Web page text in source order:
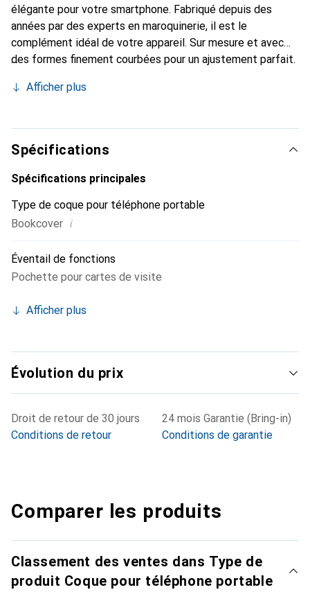
élégante pour votre smartphone. Fabriqué depuis des
années par des experts en maroquinerie, il est le
complément idéal de votre appareil. Sur mesure et avec
des formes finement courbées pour un ajustement parfait.
smartphone. La marque Noreve est reconnue
reste toujours un excellent choix pour le client exigeant.
Afficher plus
Spécifications
Spécifications principales
Type de coque pour téléphone portable
Bookcover i
Éventail de fonctions
Pochette pour cartes de visite
Afficher plus
Évolution du prix
Droit de retour de 30 jours
Conditions de retour
24 mois Garantie (Bring-in)
Conditions de garantie
Comparer les produits
Classement des ventes dans Type de
produit Coque pour téléphone portable